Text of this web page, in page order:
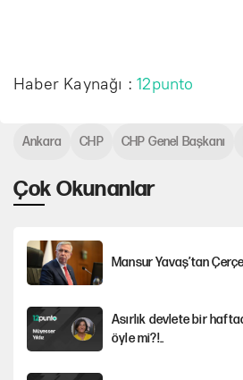
Haber Kaynağı :12punto
Çok Okunanlar
Mansur Yavaş’tan
Asırlık devlete bir
öyle mi?!..
Ankara CHP CHP Genel Başkanı